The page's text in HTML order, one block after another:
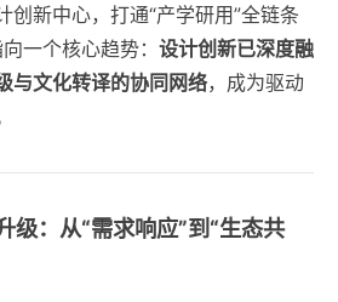
创新中心，打通“产学研用”全链条
一个核心趋势： 设计创新已深度融
与文化转译的协同网络，成为驱动
级：从“需求响应”到“生态共